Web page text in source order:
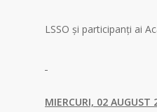
LSSO și participanți ai
MIERCURI, 02 AUGUST